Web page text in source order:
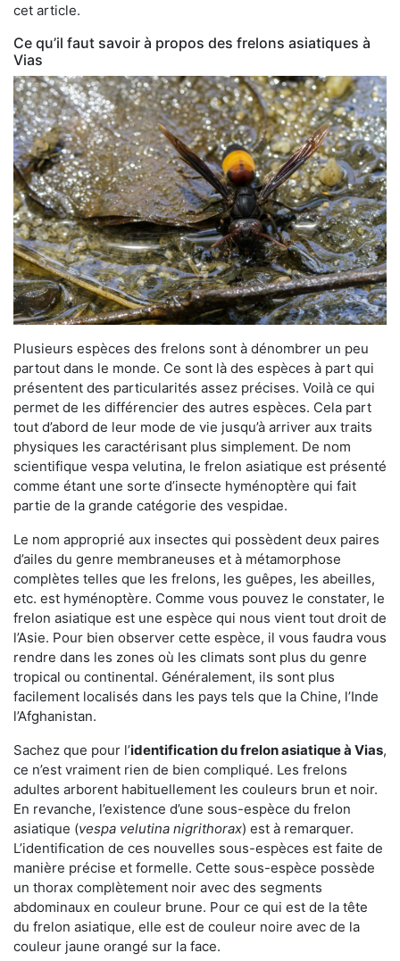
cet article.
Ce qu’il faut savoir à propos des frelons asiatiques à
Vias
Plusieurs espèces des frelons sont à dénombrer un peu
partout dans le monde. Ce sont là des espèces à part qui
présentent des particularités assez précises. Voilà ce qui
permet de les différencier des autres espèces. Cela part
tout d’abord de leur mode de vie jusqu’à arriver aux traits
physiques les caractérisant plus simplement. De nom
scientifique vespa velutina, le frelon asiatique est présenté
comme étant une sorte d’insecte hyménoptère qui fait
partie de la grande catégorie des vespidae.
Le nom approprié aux insectes qui possèdent deux paires
d’ailes du genre membraneuses et à métamorphose
complètes telles que les frelons, les guêpes, les abeilles,
etc. est hyménoptère. Comme vous pouvez le constater, le
frelon asiatique est une espèce qui nous vient tout droit de
l’Asie. Pour bien observer cette espèce, il vous faudra vous
rendre dans les zones où les climats sont plus du genre
tropical ou continental. Généralement, ils sont plus
facilement localisés dans les pays tels que la Chine, l’Inde
l’Afghanistan.
Sachez que pour l’identification du frelon asiatiqueà Vias,
ce n’est vraiment rien de bien compliqué. Les frelons
adultes arborent habituellement les couleurs brun et noir.
En revanche, l’existence d’une sous-espèce du frelon
asiatique (vespa velutina nigrithorax) est à remarquer.
L’identification de ces nouvelles sous-espèces est faite de
manière précise et formelle. Cette sous-espèce possède
un thorax complètement noir avec des segments
abdominaux en couleur brune. Pour ce qui est de la tête
du frelon asiatique, elle est de couleur noire avec de la
couleur jaune orangé sur la face.